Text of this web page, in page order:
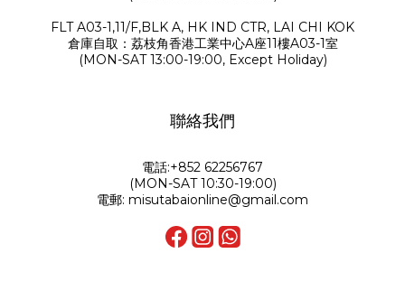
FLT A03-1,11/F,BLK A, HK IND CTR, LAI CHI KOK
倉庫自取：荔枝角香港工業中心A座11樓A03-1室
(MON-SAT 13:00-19:00, Except Holiday)
聯絡我們
電話:+852 62256767
(MON-SAT 10:30-19:00)
電郵: misutabaionline@gmail.com